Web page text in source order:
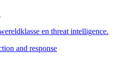
en threat intelligence.
and response